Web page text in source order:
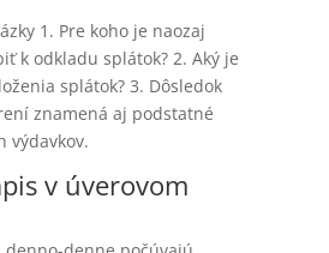
1. Pre koho je naozaj
k odkladu splátok? 2. Aký je
splátok? 3. Dôsledok
znamená aj podstatné
výdavkov.
v úverovom